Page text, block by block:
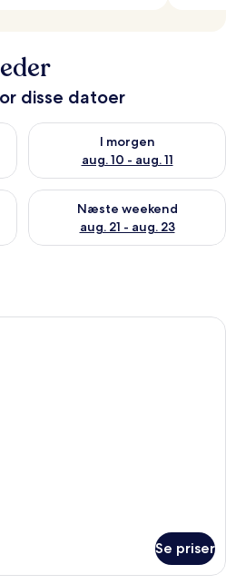
disse datoer
aug. 9 - aug. 10
I morgen
aug. 10 - aug. 11
Tjek tilgængelighed for i
weekend aug. 14 - aug. 16
Næste weekend
aug. 21 - aug. 23
Tjek tilgængelighed for næste
Et moderne hotelværelse med et
Se priser